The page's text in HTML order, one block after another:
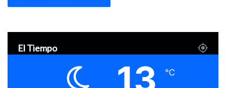
El Tiempo
13 ℃